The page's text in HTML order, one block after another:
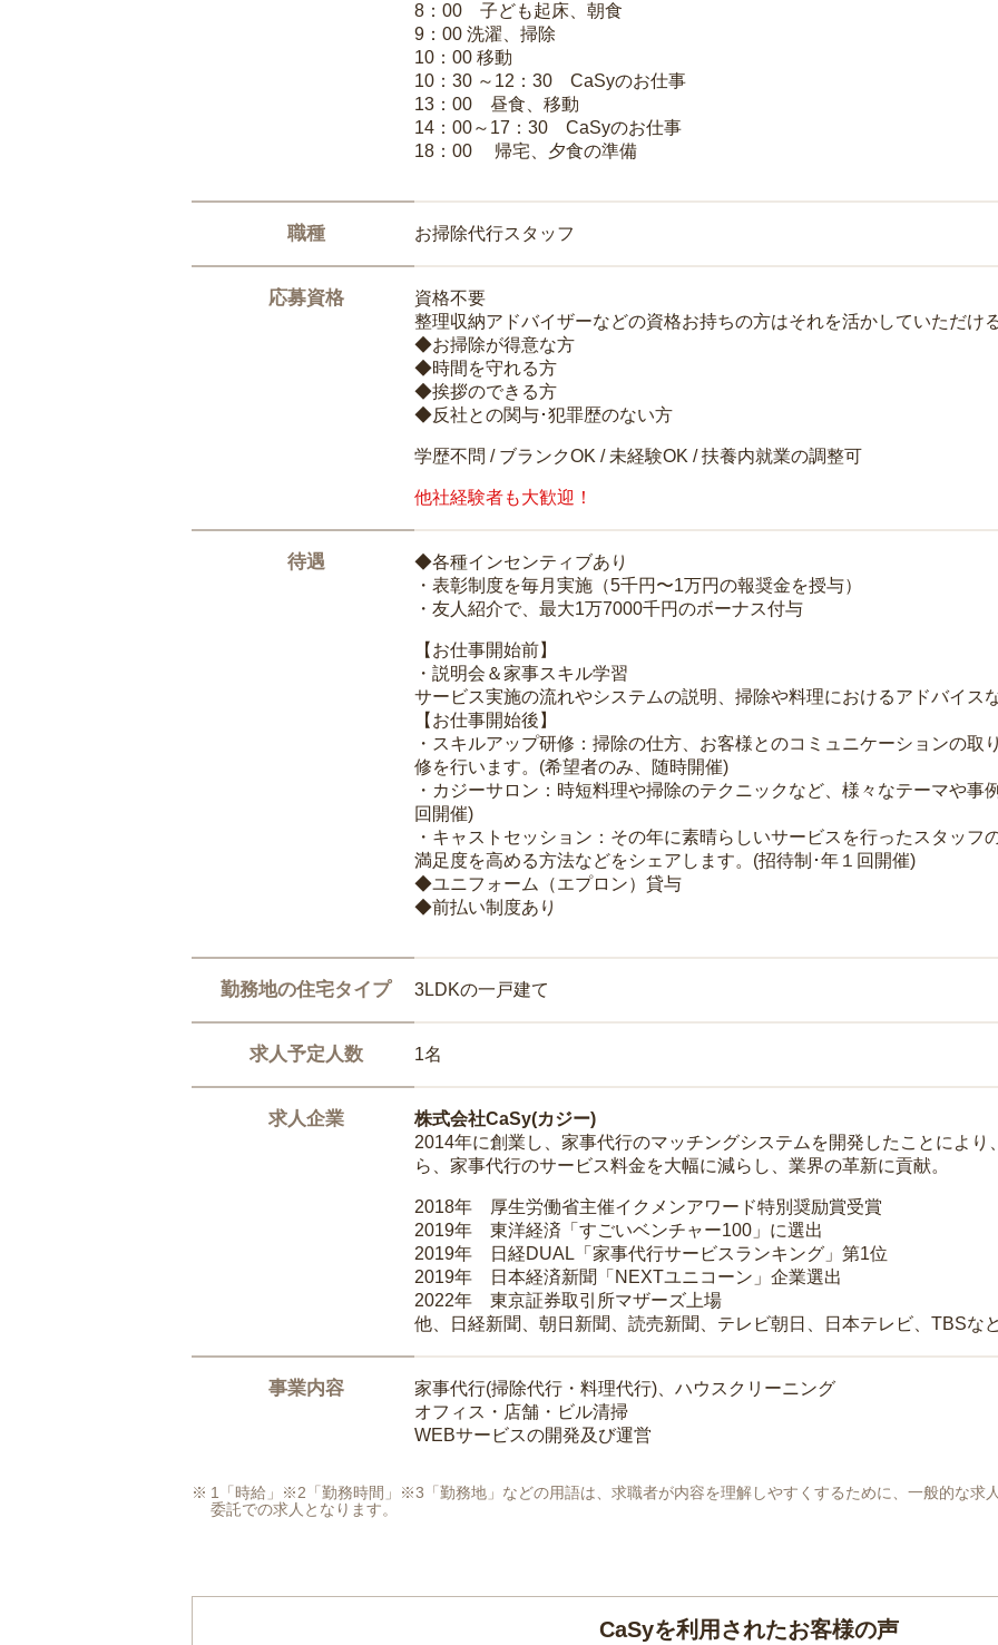
8：00 子ども起床、朝食
9：00 洗濯、掃除
10：00 移動
10：30 ～12：30 CaSyのお仕事
13：00 昼食、移動
14：00～17：30 CaSyのお仕事
18：00 帰宅、夕食の準備
職種 お掃除代行スタッフ
応募資格
資格不要
整理収納アドバイザーなどの資格お持ちの方はそれを活かしていただけ
◆お掃除が得意な方
◆時間を守れる方
◆挨拶のできる方
◆反社との関与･犯罪歴のない方
学歴不問 / ブランクOK / 未経験OK / 扶養内就業の調整可
他社経験者も大歓迎！
待遇
◆各種インセンティブあり
・表彰制度を毎月実施（5千円〜1万円の報奨金を授与）
・友人紹介で、最大1万7000千円のボーナス付与
【お仕事開始前】
・説明会＆家事スキル学習
サービス実施の流れやシステムの説明、掃除や料理におけるアドバイス
【お仕事開始後】
・スキルアップ研修：掃除の仕方、お客様とのコミュニケーションの
修を行います。(希望者のみ、随時開催)
・カジーサロン：時短料理や掃除のテクニックなど、様々なテーマや事
回開催)
・キャストセッション：その年に素晴らしいサービスを行ったスタッ
満足度を高める方法などをシェアします。(招待制･年１回開催)
◆ユニフォーム（エプロン）貸与
◆前払い制度あり
勤務地の住宅タイプ 3LDKの一戸建て
求人予定人数 1名
求人企業
株式会社CaSy(カジー)
2014年に創業し、家事代行のマッチングシステムを開発したことによ
ら、家事代行のサービス料金を大幅に減らし、業界の革新に貢献。
2018年 厚生労働省主催イクメンアワード特別奨励賞受賞
2019年 東洋経済「すごいベンチャー100」に選出
2019年 日経DUAL「家事代行サービスランキング」第1位
2019年 日本経済新聞「NEXTユニコーン」企業選出
2022年 東京証券取引所マザーズ上場
他、日経新聞、朝日新聞、読売新聞、テレビ朝日、日本テレビ、TBSな
事業内容
家事代行(掃除代行・料理代行)、ハウスクリーニング
オフィス・店舗・ビル清掃
WEBサービスの開発及び運営
1「時給」※2「勤務時間」※3「勤務地」などの用語は、求職者が内容を理解しやすくするために、一般的な求
委託での求人となります。
CaSyを利用されたお客様の声